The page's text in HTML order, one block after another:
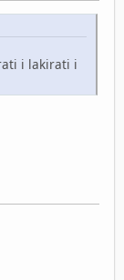
i lakirati i